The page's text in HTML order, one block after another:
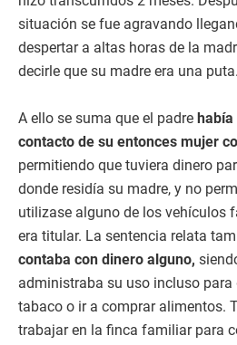
situación se fue agravando
despertar a altas horas de la
decirle que su madre era una puta.
A ello se suma que el padre
contacto de su entonces mujer
permitiendo que tuviera dinero
donde residía su madre, y no
utilizase alguno de los vehículos
era titular. La sentencia relata
contaba con dinero alguno,
administraba su uso incluso
tabaco o ir a comprar alimentos.
trabajar en la finca familiar para